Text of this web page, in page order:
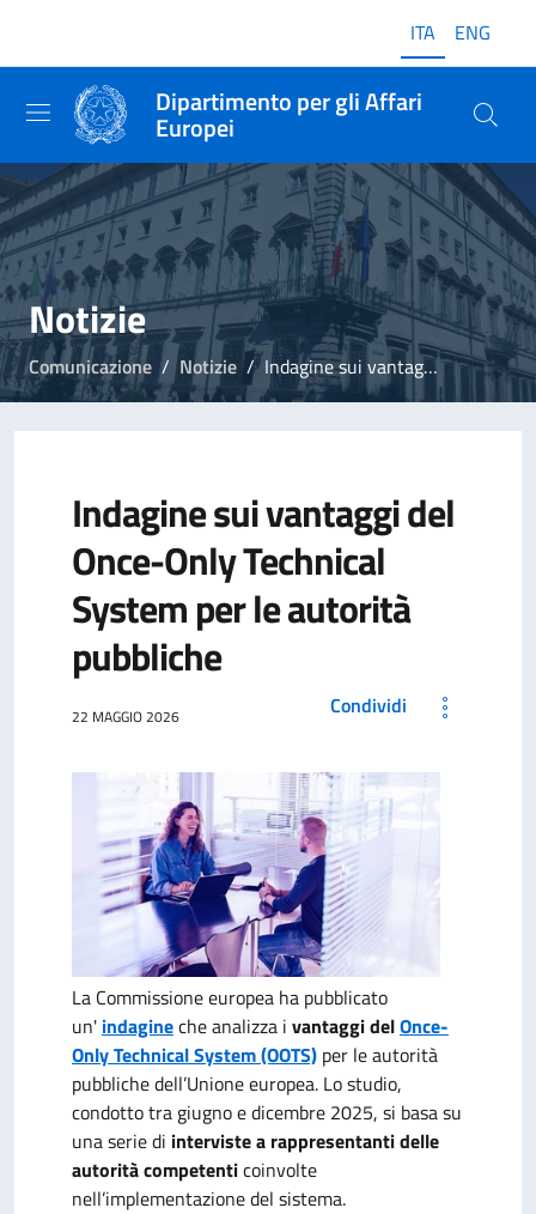
ITA ENG
Dipartimento per gli Affari
Europei
Notizie
Comunicazione Notizie Indagine sui vantaggi del Once-Only Technical System per le autorità pubbliche
Indagine sui vantaggi del
Once-Only Technical
System per le autorità
pubbliche
22 MAGGIO 2026 Condividi
La Commissione europea ha pubblicato
un' indagineche analizza i vantaggi delOnce-
Only Technical System (OOTS) per le autorità
pubbliche dell’Unione europea. Lo studio,
condotto tra giugno e dicembre 2025, si basa su
una serie di interviste a rappresentanti delle
autorità competenticoinvolte
nell’implementazione del sistema.